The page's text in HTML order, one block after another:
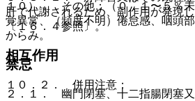
肝で代謝されるため、副作用が発現
〔１６．４参照〕。
相互作用
１０．２． 併用注意：
１０）． その他：（０．１〜５％
覚異常、（頻度不明）倦怠感、咽頭
からみ。
禁忌
２．１． 幽門閉塞、十二指腸閉塞